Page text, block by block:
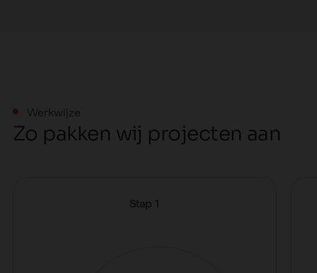
Werkwijze
Zo pakken wij projecten aan
Stap 1